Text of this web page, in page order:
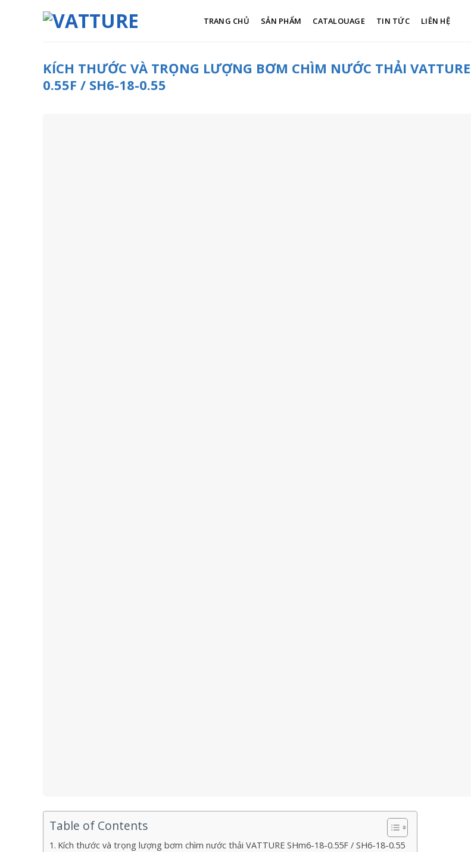
TRANG CHỦ SẢN PHẨM CATALOUAGE TIN TỨC LIÊN HỆ
KÍCH THƯỚC VÀ TRỌNG LƯỢNG BƠM CHÌM NƯỚC THẢI
0.55F / SH6-18-0.55
Table of Contents
Kích thước và trọng lượng bơm chìm nước thải VATTURE SHm6-18-0.55F / SH6-18-0.55